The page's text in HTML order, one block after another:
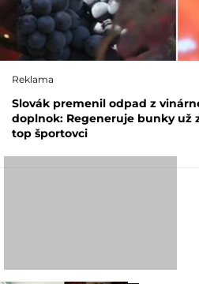
Reklama
Slovák premenil odpad z
doplnok: Regeneruje bunky už
top športovci